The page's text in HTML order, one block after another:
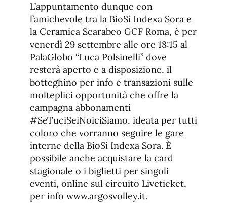
L’appuntamento dunque con
l’amichevole tra la BioSì Indexa Sora e
la Ceramica Scarabeo GCF Roma, è per
venerdì 29 settembre alle ore 18:15 al
PalaGlobo “Luca Polsinelli” dove
resterà aperto e a disposizione, il
botteghino per info e transazioni sulle
molteplici opportunità che offre la
campagna abbonamenti
#SeTuciSeiNoiciSiamo, ideata per tutti
coloro che vorranno seguire le gare
interne della BioSì Indexa Sora. È
possibile anche acquistare la card
stagionale o i biglietti per singoli
eventi, online sul circuito Liveticket,
per info www.argosvolley.it.